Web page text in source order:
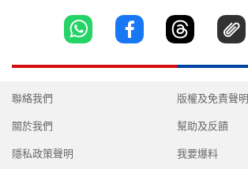
聯絡我們
關於我們
隱私政策聲明
版權及免責聲明
幫助及反饋
我要爆料